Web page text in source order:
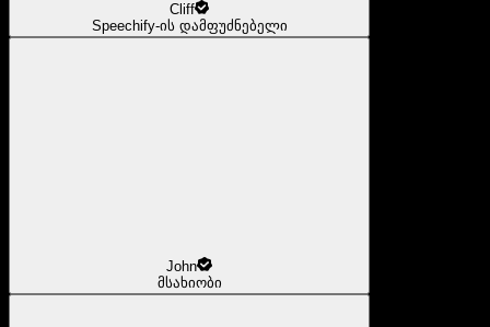
Cliff
Speechify-ის დამფუძნებელი
John
მსახიობი